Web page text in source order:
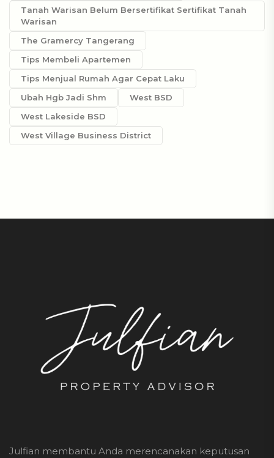
Tanah Warisan Belum Bersertifikat Sertifikat Tanah
Warisan
The Gramercy Tangerang
Tips Membeli Apartemen
Tips Menjual Rumah Agar Cepat Laku
Ubah Hgb Jadi Shm
West BSD
West Lakeside BSD
West Village Business District
Julfian membantu Anda merencanakan keputusan